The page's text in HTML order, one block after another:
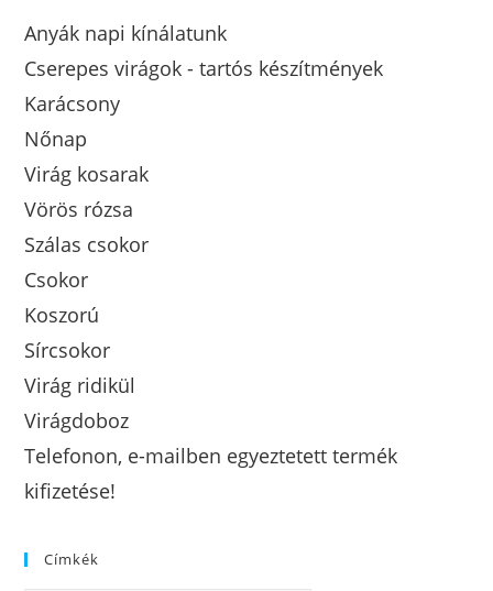
Anyák napi kínálatunk
Cserepes virágok - tartós készítmények
Karácsony
Nőnap
Virág kosarak
Vörös rózsa
Szálas csokor
Csokor
Koszorú
Sírcsokor
Virág ridikül
Virágdoboz
Telefonon, e-mailben egyeztetett termék
kifizetése!
Címkék